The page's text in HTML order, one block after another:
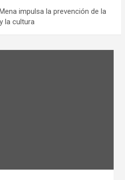
impulsa la prevención de la
la cultura